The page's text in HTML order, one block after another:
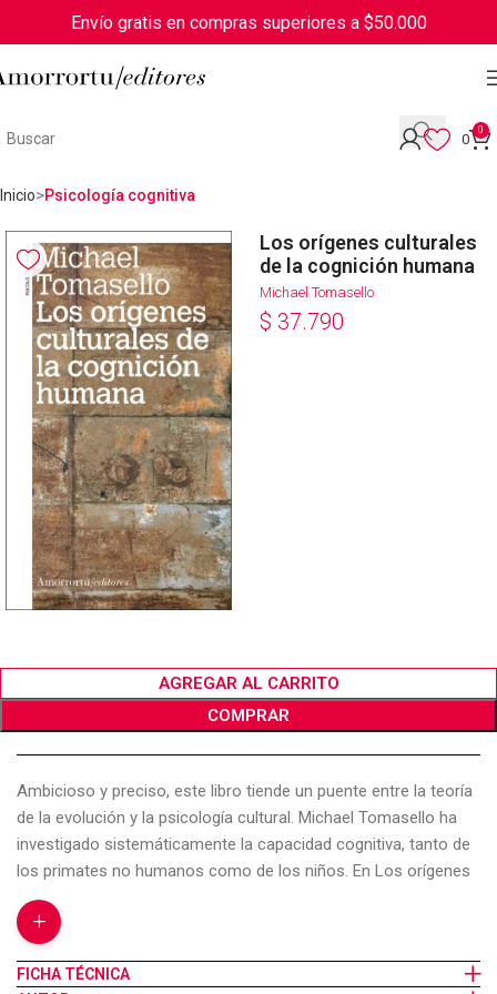
Envío gratis en compras superiores a $50.000
0
0
Inicio Psicología cognitiva
Los orígenes culturales
de la cognición humana
Michael Tomasello
$ 37.790
AGREGAR AL CARRITO
COMPRAR
Ambicioso y preciso, este libro tiende un puente entre la teoría
de la evolución y la psicología cultural. Michael Tomasello ha
investigado sistemáticamente la capacidad cognitiva, tanto de
los primates no humanos como de los niños. En Los orígenes
culturales de la cognición humana, explica en qué difieren una y
otra, y presenta una hipótesis con respecto al posible origen de
las diferencias. El autor afirma que la capacidad humana para
crear una cultura basada en símbolos y la clase de desarrollo
+
FICHA TÉCNICA